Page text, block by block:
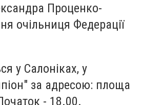
Проценко-
очільниця Федерації
у Салоніках, у
за адресою: площа
- 18.00.